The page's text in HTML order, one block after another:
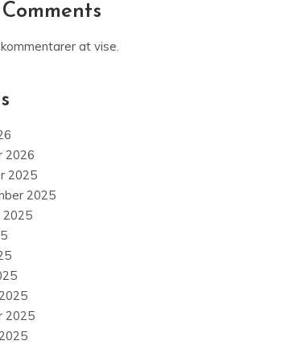
at vise.
2026
2025
2025
2025
2025